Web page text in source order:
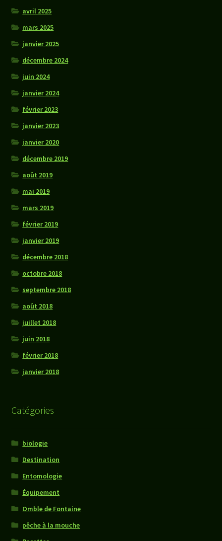
avril 2025
mars 2025
janvier 2025
décembre 2024
juin 2024
janvier 2024
février 2023
janvier 2023
janvier 2020
décembre 2019
août 2019
mai 2019
mars 2019
février 2019
janvier 2019
décembre 2018
octobre 2018
septembre 2018
août 2018
juillet 2018
juin 2018
février 2018
janvier 2018
Catégories
biologie
Destination
Entomologie
Équipement
Omble de Fontaine
pêche à la mouche